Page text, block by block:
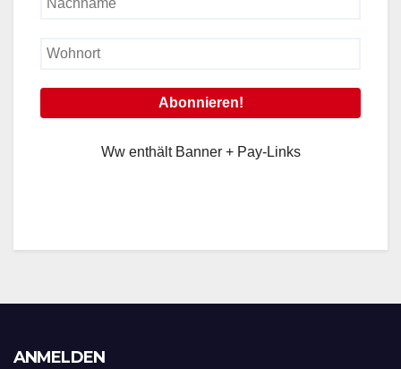
Ww enthält Banner + Pay-Links
ANMELDEN